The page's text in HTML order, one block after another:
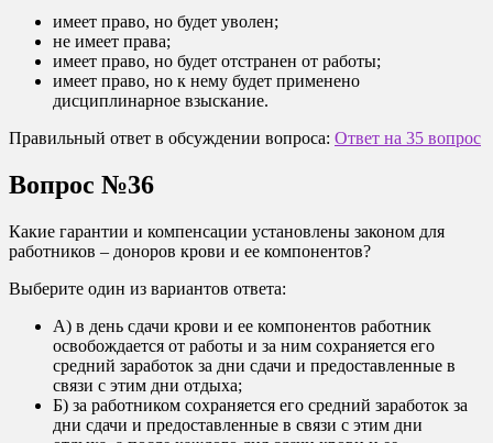
имеет право, но будет уволен;
не имеет права;
имеет право, но будет отстранен от работы;
имеет право, но к нему будет применено
дисциплинарное взыскание.
Правильный ответ в обсуждении вопроса: Ответ на 35 вопрос
Вопрос №36
Какие гарантии и компенсации установлены законом для
работников – доноров крови и ее компонентов?
Выберите один из вариантов ответа:
А) в день сдачи крови и ее компонентов работник
освобождается от работы и за ним сохраняется его
средний заработок за дни сдачи и предоставленные в
связи с этим дни отдыха;
Б) за работником сохраняется его средний заработок за
дни сдачи и предоставленные в связи с этим дни